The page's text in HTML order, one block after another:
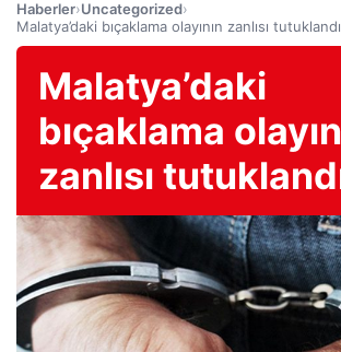
Haberler›Uncategorized›
Malatya’daki bıçaklama olayının zanlısı tutuklandı
Malatya’daki
bıçaklama
zanlısı